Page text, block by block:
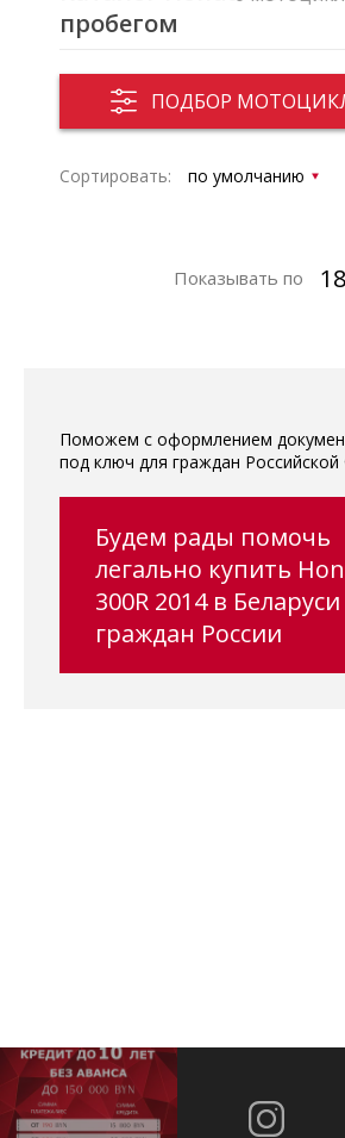
пробегом
ПОДБОР
Сортировать:
Показывать по
Поможем с оформлением
под ключ для граждан
Будем рады помочь
легально купить
300R 2014 в
граждан России